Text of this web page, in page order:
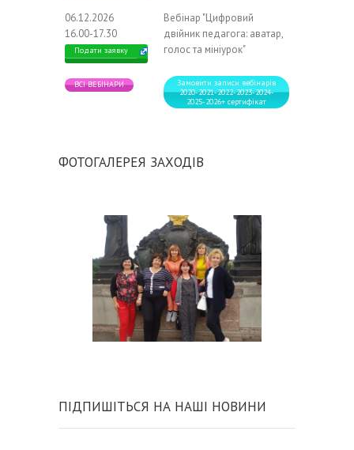
06.12.2026
16.00-17.30
Подати заявку
Вебінар "Цифровий
двійник педагога: аватар,
голос та мініурок"
ВСІ ВЕБІНАРИ
Замовити записи вебінарів
2020-2021-2022-2023-2024-
2025-2026+ сертифікат
ФОТОГАЛЕРЕЯ ЗАХОДІВ
ПІДПИШІТЬСЯ НА НАШІ НОВИНИ